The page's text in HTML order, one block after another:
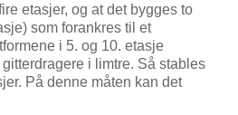
etasjer, og at det bygges to
som forankres til et
i 5. og 10. etasje
i limtre. Så stables
På denne måten kan det